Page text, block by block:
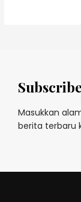
Masukkan
berita terbaru